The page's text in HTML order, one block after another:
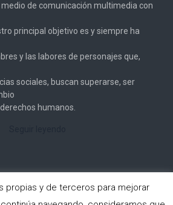
de comunicación multimedia con
principal objetivo es y siempre ha
y las labores de personajes que,
sociales, buscan superarse, ser
humanos.
propias y de terceros para mejorar